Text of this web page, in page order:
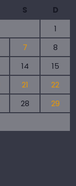
S
D
1
7
8
14
15
21
22
28
29